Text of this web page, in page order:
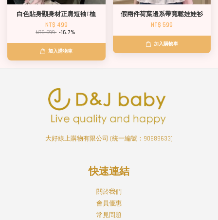
白色貼身顯身材正肩短袖T桖
NT$ 499
NT$ 599 -16.7%
加入購物車
假兩件荷葉邊系帶寬鬆娃娃衫
NT$ 599
加入購物車
大好線上購物有限公司 (統一編號：90689633)
快速連結
關於我們
會員優惠
常見問題